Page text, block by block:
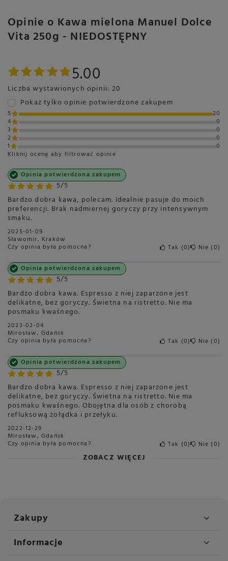
Opinie o Kawa mielona Manuel Dolce
Vita 250g - NIEDOSTĘPNY
5.00
Liczba wystawionych opinii: 20
Pokaż tylko opinie potwierdzone zakupem
5
20
4
0
3
0
2
0
1
0
Kliknij ocenę aby filtrować opinie
5/5
Opinia potwierdzona zakupem
Bardzo dobra kawa, polecam. Idealnie pasuje do moich
preferencji. Brak nadmiernej goryczy przy intensywnym
smaku.
2025-01-09
Sławomir, Kraków
Czy opinia była pomocna? Tak 0 Nie 0
5/5
Opinia potwierdzona zakupem
Bardzo dobra kawa. Espresso z niej zaparzone jest
delikatne, bez goryczy. Świetna na ristretto. Nie ma
posmaku kwaśnego.
2023-02-04
Mirosław, Gdańsk
Czy opinia była pomocna? Tak 0 Nie 0
5/5
Opinia potwierdzona zakupem
Bardzo dobra kawa. Espresso z niej zaparzone jest
delikatne, bez goryczy. Świetna na ristretto. Nie ma
posmaku kwaśnego. Obojętna dla osób z chorobą
refluksową żołądka i przełyku.
2022-12-29
Mirosław, Gdańsk
Czy opinia była pomocna? Tak 0 Nie 0
ZOBACZ WIĘCEJ
Zakupy
Informacje